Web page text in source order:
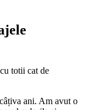
totii cat de
ani. Am avut o